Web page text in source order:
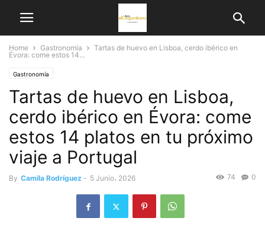
Home Gastronomía
Tartas de huevo en Lisboa, cerdo ibérico en
Évora: come estos 14...
Gastronomía
Tartas de huevo en Lisboa,
cerdo ibérico en Évora: come
estos 14 platos en tu próximo
viaje a Portugal
By Camila Rodríguez - 5 Junio، 2026 0
74